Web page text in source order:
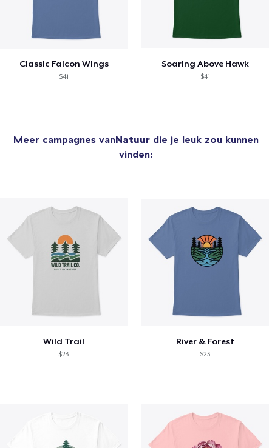
Classic Falcon Wings
$41
Soaring Above Hawk
$41
Meer campagnes vanNatuur die je leuk zou kunnen
vinden:
Wild Trail
$23
River & Forest
$23